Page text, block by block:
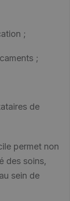
;
;
de
permet non
des soins,
sein de